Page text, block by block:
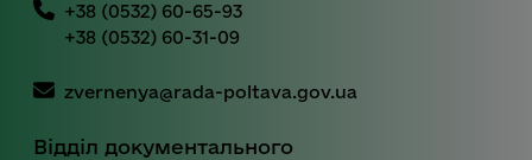
+38 (0532) 60-65-93
+38 (0532) 60-31-09
zvernenya@rada-poltava.gov.ua
Відділ документального